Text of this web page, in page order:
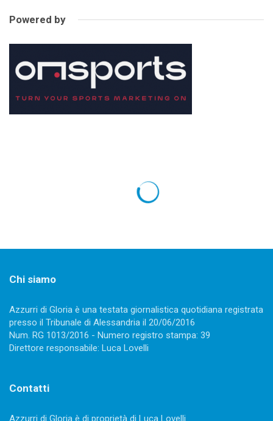
Powered by
OLIMPIADI RIO 2016
sorpresa per Rachele Bruni, Tacchini è